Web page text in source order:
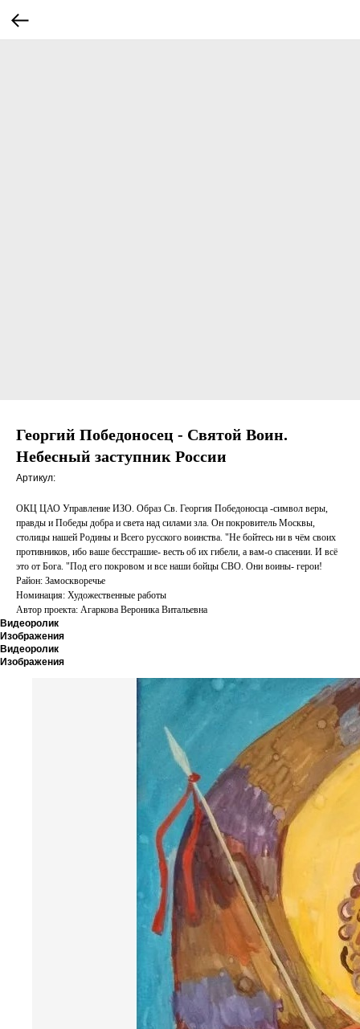
Георгий Победоносец - Святой Воин.
Небесный заступник России
Артикул:
ОКЦ ЦАО Управление ИЗО. Образ Св. Георгия Победоносца -символ веры,
правды и Победы добра и света над силами зла. Он покровитель Москвы,
столицы нашей Родины и Всего русского воинства. "Не бойтесь ни в чём своих
противников, ибо ваше бесстрашие- весть об их гибели, а вам-о спасении. И всё
это от Бога. "Под его покровом и все наши бойцы СВО. Они воины- герои!
Район: Замоскворечье
Номинация: Художественные работы
Автор проекта: Агаркова Вероника Витальевна
Видеоролик
Изображения
Видеоролик
Изображения